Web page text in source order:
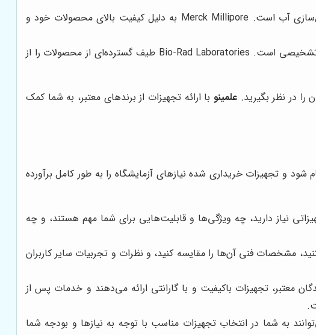
این شرکت متخصص در تولید مواد شیمیایی، مواد مصرفی آزمایشگاهی و سیستم‌های خالص‌سازی آب است. Merck Millipore به دلیل کیفیت بالای محصولات خود و
این شرکت متخصص در تولید تجهیزات و مواد مصرفی مورد استفاده در علوم زیستی و تشخیصی است. Bio-Rad Laboratories طیف گسترده‌ای از محصولات را از
را در نظر بگیرید.علمینو با ارائه تجهیزات از برندهای معتبر، به شما کمک
و تجهیزات خریداری شده نیازهای آزمایشگاه را به طور کامل برآورده
نیاز دارید، چه ویژگی‌ها و قابلیت‌هایی برای شما مهم هستند، و چه
مشخصات فنی آن‌ها را مقایسه کنید، و نظرات و تجربیات سایر کاربران
معتبر، تجهیزات باکیفیت و با گارانتی ارائه می‌دهند و خدمات پس از
به شما در انتخاب تجهیزات مناسب با توجه به نیازها و بودجه شما